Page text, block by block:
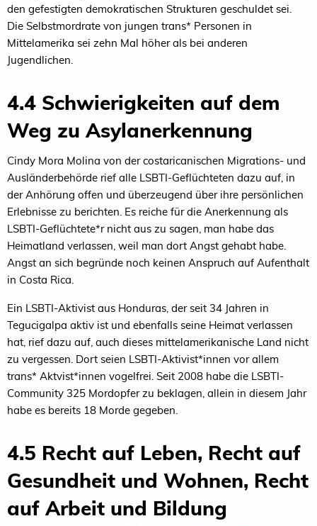
den gefestigten demokratischen Strukturen geschuldet sei.
Die Selbstmordrate von jungen trans* Personen in
Mittelamerika sei zehn Mal höher als bei anderen
Jugendlichen.
4.4 Schwierigkeiten auf dem
Weg zu Asylanerkennung
Cindy Mora Molina von der costaricanischen Migrations- und
Ausländerbehörde rief alle LSBTI-Geflüchteten dazu auf, in
der Anhörung offen und überzeugend über ihre persönlichen
Erlebnisse zu berichten. Es reiche für die Anerkennung als
LSBTI-Geflüchtete*r nicht aus zu sagen, man habe das
Heimatland verlassen, weil man dort Angst gehabt habe.
Angst an sich begründe noch keinen Anspruch auf Aufenthalt
in Costa Rica.
Ein LSBTI-Aktivist aus Honduras, der seit 34 Jahren in
Tegucigalpa aktiv ist und ebenfalls seine Heimat verlassen
hat, rief dazu auf, auch dieses mittelamerikanische Land nicht
zu vergessen. Dort seien LSBTI-Aktivist*innen vor allem
trans* Aktvist*innen vogelfrei. Seit 2008 habe die LSBTI-
Community 325 Mordopfer zu beklagen, allein in diesem Jahr
habe es bereits 18 Morde gegeben.
4.5 Recht auf Leben, Recht auf
Gesundheit und Wohnen, Recht
auf Arbeit und Bildung